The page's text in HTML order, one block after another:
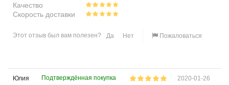
Качество
Скорость доставки
Этот отзыв был вам полезен? Да Нет Пожаловаться
Юлия Подтверждённая покупка 2020-01-26